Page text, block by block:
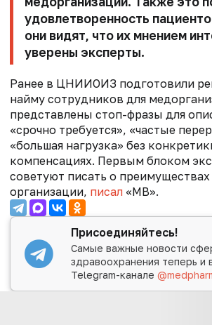
удовлетворенность
они видят, что их мнением
уверены эксперты.
Ранее в ЦНИИОИЗ подготовили
найму сотрудников для
представлены стоп-фразы для
«срочно требуется», «частые
«большая нагрузка» без
компенсациях. Первым блоком
советуют писать о
организации, писал «МВ».
Присоединяйтесь!
Самые важные новости
здравоохранения теперь и
Telegram-канале